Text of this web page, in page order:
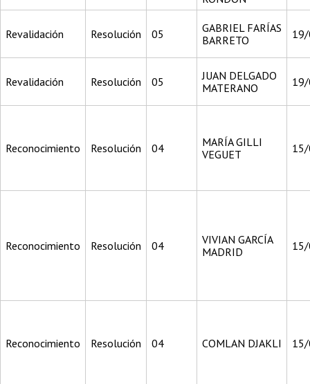
Revalidación Resolución 05
GABRIEL FARÍAS
BARRETO
Revalidación Resolución 05
JUAN DELGADO
MATERANO
Reconocimiento Resolución 04
MARÍA GILLI
VEGUET
Reconocimiento Resolución 04
VIVIAN GARCÍA
MADRID
Reconocimiento Resolución 04 COMLAN DJAKLI